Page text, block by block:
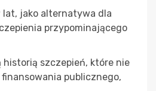
lat, jako alternatywa dla
przypominającego
historią szczepień, które nie
publicznego,